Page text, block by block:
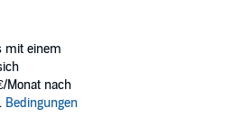
mit einem
Monat nach
Bedingungen